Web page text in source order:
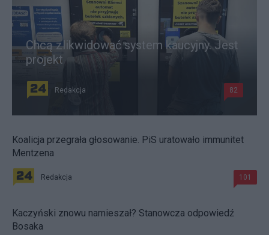
Chcą zlikwidować system kaucyjny. Jest
projekt
Redakcja 82
Koalicja przegrała głosowanie. PiS uratowało immunitet
Mentzena
Redakcja 101
Kaczyński znowu namieszał? Stanowcza odpowiedź
Bosaka